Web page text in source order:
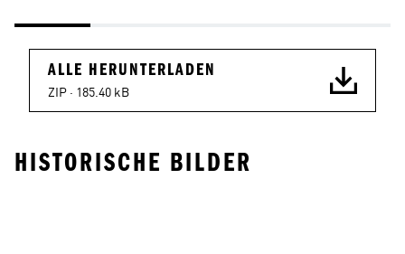
ALLE HERUNTERLADEN
ZIP · 185.40 kB
HISTORISCHE BILDER